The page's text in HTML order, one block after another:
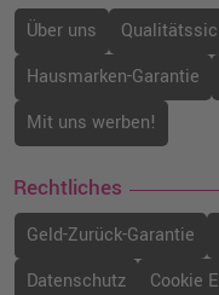
Über uns
Hausmarken-Garantie
Mit uns werben!
Rechtliches
Geld-Zurück-Garantie
Datenschutz
Cookie